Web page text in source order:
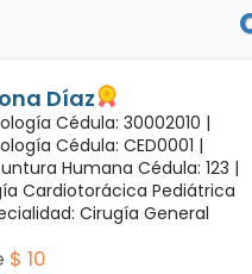
Díaz
Cédula: 30002010 |
Cédula: CED0001 |
Humana Cédula: 123 |
Cardiotorácica Pediátrica
Cirugía General
$ 10